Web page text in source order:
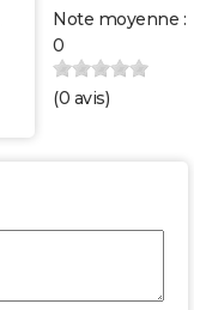
Note moyenne :
0
(0 avis)